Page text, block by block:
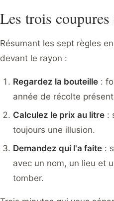
Les trois
Résumant les sept règles
devant le rayon :
Regardez la bouteille:
année de récolte
Calculez le prix au litre:
toujours une illusion.
Demandez qui l'a faite:
avec un nom, un lieu et
tomber.